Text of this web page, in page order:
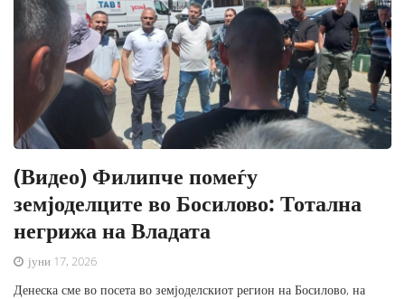
(Видео) Филипче помеѓу
земјоделците во Босилово: Тотална
негрижа на Владата
јуни 17, 2026
Денеска сме во посета во земјоделскиот регион на Босилово, на